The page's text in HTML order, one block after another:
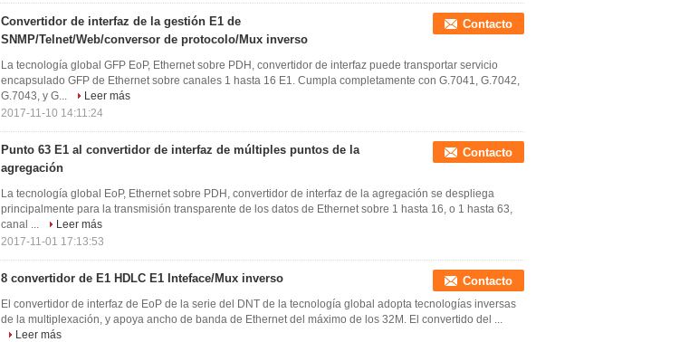
Convertidor de interfaz de la gestión E1 de
SNMP/Telnet/Web/conversor de protocolo/Mux inverso
Contacto
La tecnología global GFP EoP, Ethernet sobre PDH, convertidor de interfaz puede transportar servicio
encapsulado GFP de Ethernet sobre canales 1 hasta 16 E1. Cumpla completamente con G.7041, G.7042,
G.7043, y G...
Leer más
2017-11-10 14:11:24
Punto 63 E1 al convertidor de interfaz de múltiples puntos de la
agregación
Contacto
La tecnología global EoP, Ethernet sobre PDH, convertidor de interfaz de la agregación se despliega
principalmente para la transmisión transparente de los datos de Ethernet sobre 1 hasta 16, o 1 hasta 63,
canal ...
Leer más
2017-11-01 17:13:53
8 convertidor de E1 HDLC E1 Inteface/Mux inverso Contacto
El convertidor de interfaz de EoP de la serie del DNT de la tecnología global adopta tecnologías inversas
de la multiplexación, y apoya ancho de banda de Ethernet del máximo de los 32M. El convertido del ...
Leer más